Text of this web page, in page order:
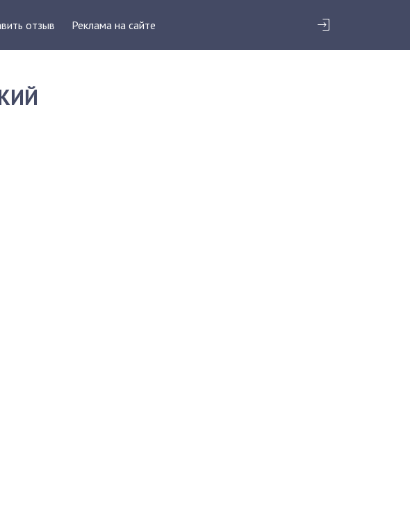
отзыв Реклама на сайте